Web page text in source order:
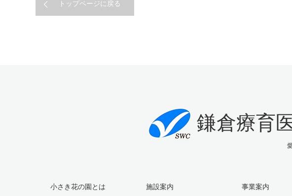
トップページに戻る
鎌倉療育
小さき花の園とは 施設案内 事業案内